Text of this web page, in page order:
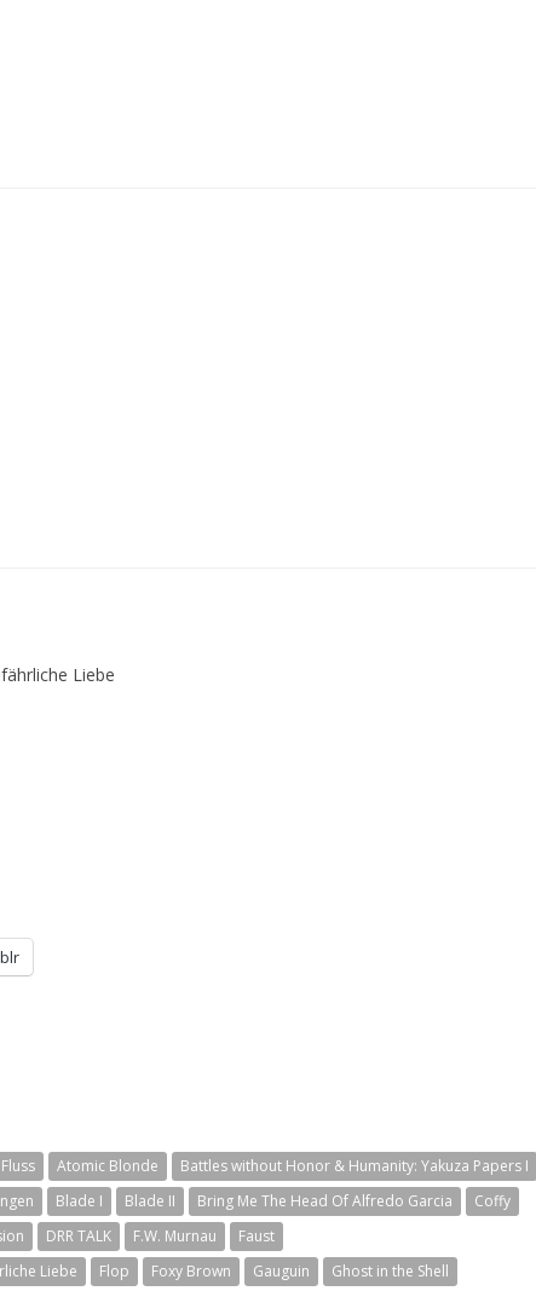
Liebe
Atomic Blonde
Battles without Honor & Humanity: Yakuza Papers I
Blade I Blade II Bring Me The Head Of Alfredo Garcia
Coffy
DRR TALK F.W. Murnau
Faust
Liebe
Flop Foxy Brown Gauguin
Ghost in the Shell